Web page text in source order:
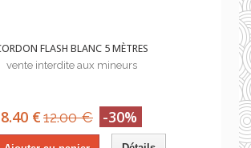
FLASH BLANC 5 MÈTRES
vente interdite aux mineurs
8.40 €12.00 € -30%